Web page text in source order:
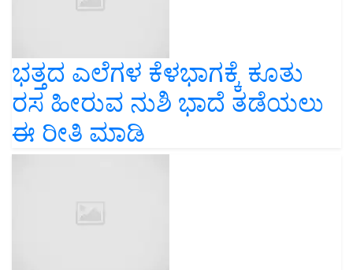
ಭತ್ತದ ಎಲೆಗಳ ಕೆಳಭಾಗಕ್ಕೆ ಕೂತು
ರಸ ಹೀರುವ ನುಶಿ ಭಾದೆ ತಡೆಯಲು
ಈ ರೀತಿ ಮಾಡಿ